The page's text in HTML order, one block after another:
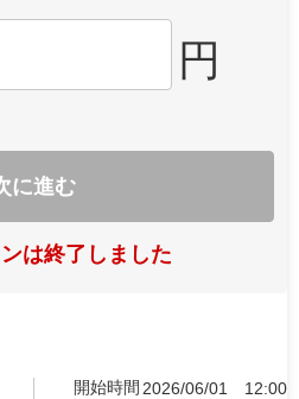
円
に進む
は終了しました
開始時間 2026/06/01
12:00